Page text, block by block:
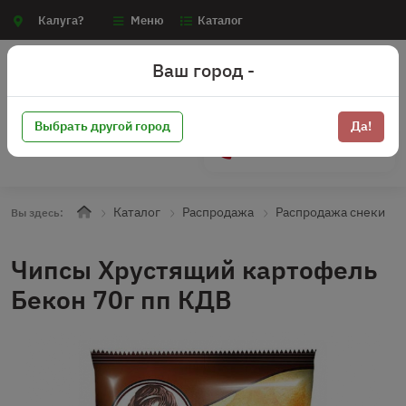
Калуга? Меню Каталог
Вы здесь: Каталог Распродажа Распродажа снеки
Чипсы Хрустящий картофель
Бекон 70г пп КДВ
Ваш город -
Выбрать другой город Да!